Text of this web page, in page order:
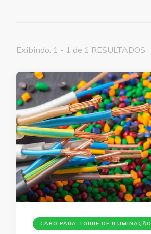
Exibindo: 1 - 1 de 1 RESULTADOS
CABO PARA TORRE DE ILUMINAÇÃO